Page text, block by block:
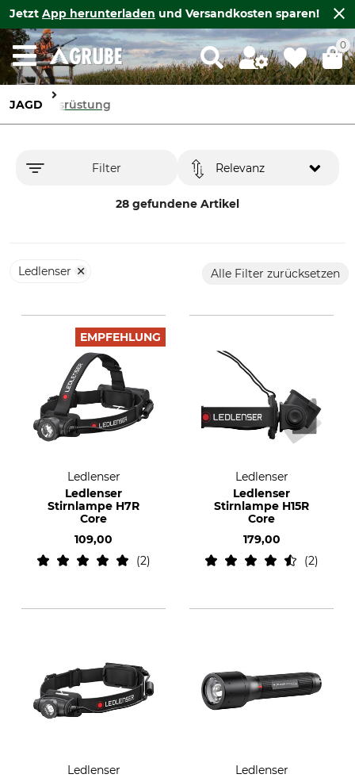
Jetzt App herunterladen und Versandkosten sparen!
0
JAGD Ausrüstung
Filter
28 gefundene Artikel
Relevanz
Ledlenser Alle Filter zurücksetzen
EMPFEHLUNG
Ledlenser
Ledlenser
Stirnlampe H7R
Core
109,00
2
Ledlenser
Ledlenser
Stirnlampe H15R
Core
179,00
2
Ledlenser
Ledlenser